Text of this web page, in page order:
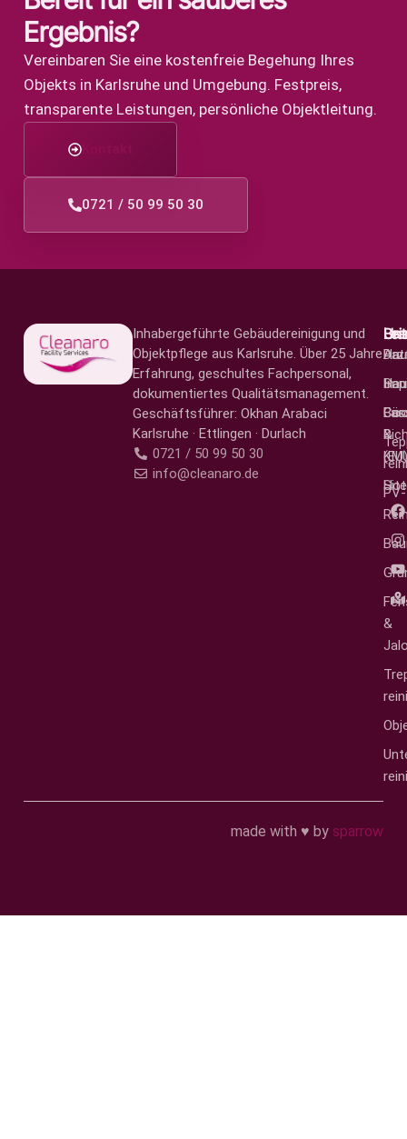
Ergebnis?
Vereinbaren Sie eine kostenfreie Begehung Ihres
Objekts in Karlsruhe und Umgebung. Festpreis,
transparente Leistungen, persönliche Objekt­leitung.
0721 / 50 99 50 30
Kontakt
Inhabergeführte Gebäudereinigung und
Objektpflege aus Karlsruhe. Über 25 Jahre
Erfahrung, geschultes Fachpersonal,
dokumentiertes Qualitäts­management.
Geschäftsführer: Okhan Arabaci
Karlsruhe · Ettlingen · Durlach
0721 / 50 99 50 30
info@cleanaro.de
PV-
&
&
made with ♥ by sparrow